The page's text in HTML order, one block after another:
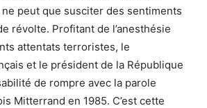
peut que susciter des sentiments
révolte. Profitant de l’anesthésie
attentats terroristes, le
et le président de la République
de rompre avec la parole
Mitterrand en 1985. C’est cette